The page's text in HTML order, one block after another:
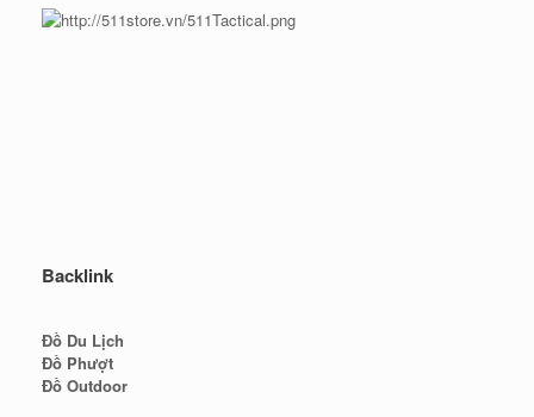
Backlink
Đồ Du Lịch
Đồ Phượt
Đồ Outdoor